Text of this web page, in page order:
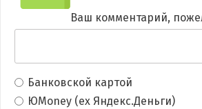
Ваш комментарий,
Банковской картой
ЮMoney (ex Яндекс.Деньги)